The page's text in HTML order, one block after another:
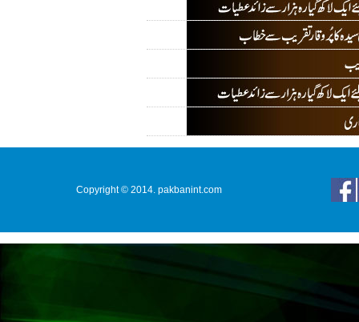
Copyright © 2014. pakbanint.com